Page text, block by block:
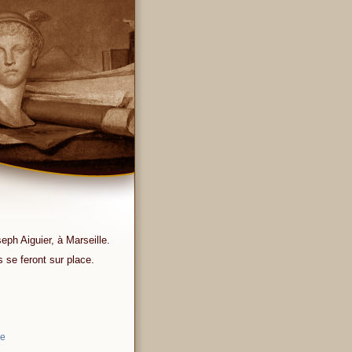
Aiguier, à Marseille.
se feront sur place.